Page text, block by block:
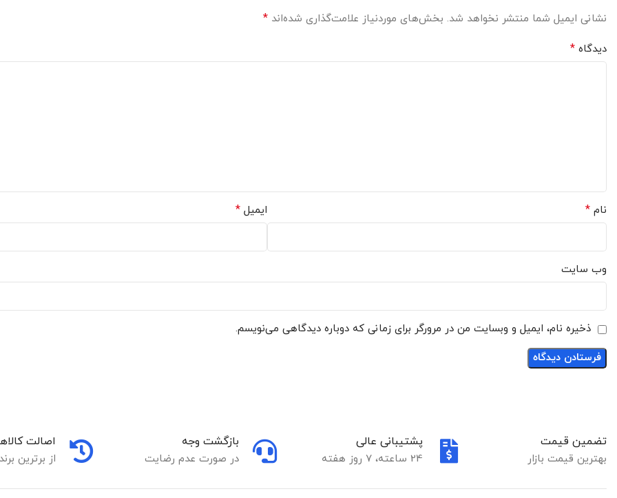
نشانی ایمیل شما منتشر نخواهد شد. بخش‌های موردنیاز علامت‌گذاری شده‌اند *
دیدگاه *
نام * ایمیل *
وب‌ سایت
ذخیره نام، ایمیل و وبسایت من در مرورگر برای زمانی که دوباره دیدگاهی می‌نویسم.
تضمین قیمت
بهترین قیمت بازار
پشتیبانی عالی
24 ساعته، 7 روز هفته
بازگشت وجه
در صورت عدم رضایت
اصالت
از برترین